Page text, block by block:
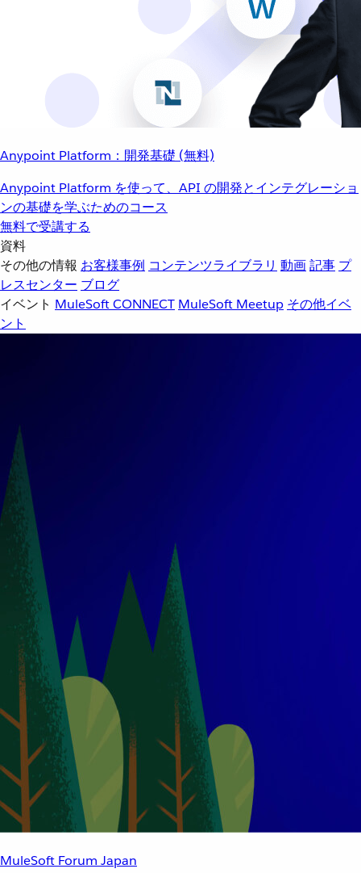
Anypoint Platform：開発基礎 (無料)
Anypoint Platform を使って、API の開発とインテグレーショ
ンの基礎を学ぶためのコース
無料で受講する
資料
その他の情報 お客様事例 コンテンツライブラリ 動画記事 プ
レスセンター ブログ
イベント MuleSoft CONNECT MuleSoft Meetup その他イベ
ント
MuleSoft Forum Japan